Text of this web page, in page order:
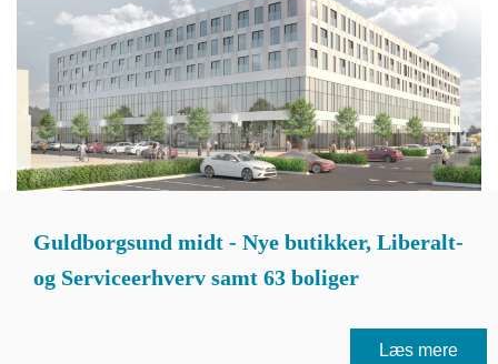
Guldborgsund midt - Nye butikker, Liberalt-
og Serviceerhverv samt 63 boliger
Læs mere